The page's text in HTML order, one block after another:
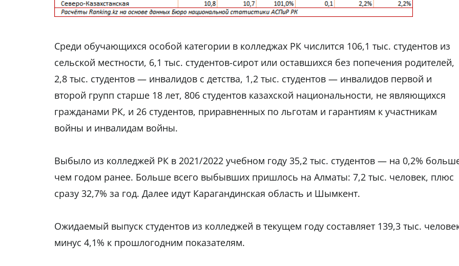
Среди обучающихся особой категории в колледжах РК числится 106,1 тыс. студентов из
сельской местности, 6,1 тыс. студентов-сирот или оставшихся без попечения родителей,
2,8 тыс. студентов — инвалидов с детства, 1,2 тыс. студентов — инвалидов первой и
второй групп старше 18 лет, 806 студентов казахской национальности, не являющихся
гражданами РК, и 26 студентов, приравненных по льготам и гарантиям к участникам
войны и инвалидам войны.
Выбыло из колледжей РК в 2021/2022 учебном году 35,2 тыс. студентов — на 0,2%
чем годом ранее. Больше всего выбывших пришлось на Алматы: 7,2 тыс. человек, плюс
сразу 32,7% за год. Далее идут Карагандинская область и Шымкент.
Ожидаемый выпуск студентов из колледжей в текущем году составляет 139,3 тыс.
минус 4,1% к прошлогодним показателям.